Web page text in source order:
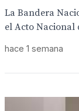
La Bandera
el Acto Nacional
hace 1 semana